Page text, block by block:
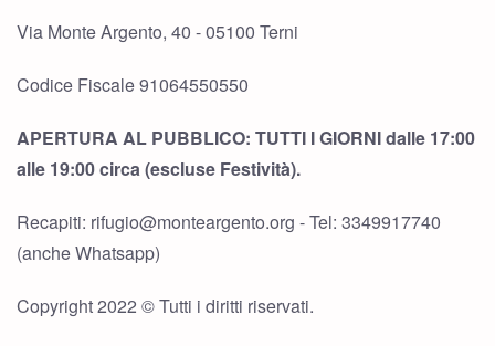
Via Monte Argento, 40 - 05100 Terni
Codice Fiscale 91064550550
APERTURA AL PUBBLICO: TUTTI I GIORNI dalle 17:00
alle 19:00 circa (escluse Festività).
Recapiti: rifugio@monteargento.org - Tel: 3349917740
(anche Whatsapp)
Copyright 2022 © Tutti i diritti riservati.